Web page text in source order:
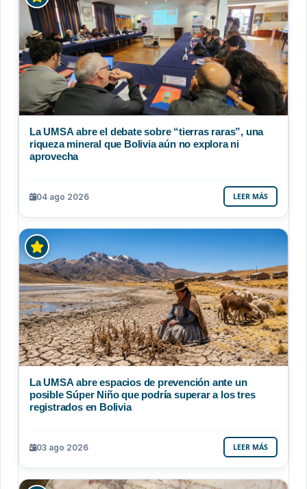
La UMSA abre el debate sobre “tierras raras”, una
riqueza mineral que Bolivia aún no explora ni
aprovecha
04 ago 2026 LEER MÁS
La UMSA abre espacios de prevención ante un
posible Súper Niño que podría superar a los tres
registrados en Bolivia
03 ago 2026 LEER MÁS